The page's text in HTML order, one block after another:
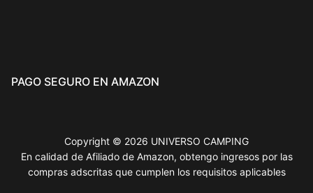
PAGO SEGURO EN AMAZON
Copyright © 2026 UNIVERSO CAMPING
En calidad de Afiliado de Amazon, obtengo ingresos por las
compras adscritas que cumplen los requisitos aplicables